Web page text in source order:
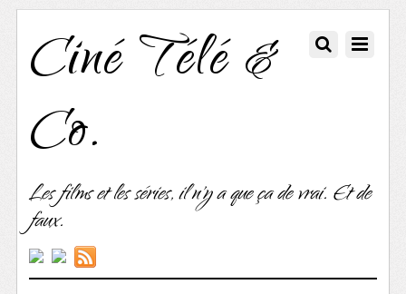
Ciné Télé &
Co.
Les films et les séries, il n'y a que ça de vrai. Et de
faux.